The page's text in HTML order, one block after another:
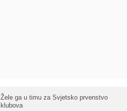
Žele ga u timu za Svjetsko prvenstvo
klubova